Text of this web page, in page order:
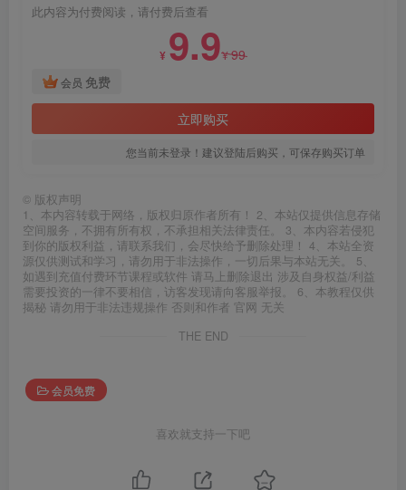
此内容为付费阅读，请付费后查看
¥ 9.9¥99
会员 免费
立即购买
您当前未登录！建议登陆后购买，可保存购买订单
© 版权声明
1、本内容转载于网络，版权归原作者所有！ 2、本站仅提供信息存储
空间服务，不拥有所有权，不承担相关法律责任。 3、本内容若侵犯
到你的版权利益，请联系我们，会尽快给予删除处理！ 4、本站全资
源仅供测试和学习，请勿用于非法操作，一切后果与本站无关。 5、
如遇到充值付费环节课程或软件 请马上删除退出 涉及自身权益/利益
需要投资的一律不要相信，访客发现请向客服举报。 6、本教程仅供
揭秘 请勿用于非法违规操作 否则和作者 官网 无关
THE END
会员免费
喜欢就支持一下吧